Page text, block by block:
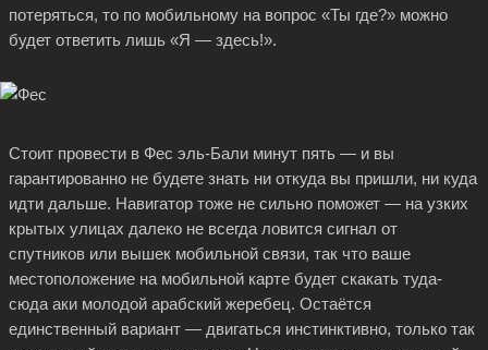
потеряться, то по мобильному на вопрос «Ты где?» можно
будет ответить лишь «Я — здесь!».
Стоит провести в Фес эль-Бали минут пять — и вы
гарантированно не будете знать ни откуда вы пришли, ни куда
идти дальше. Навигатор тоже не сильно поможет — на узких
крытых улицах далеко не всегда ловится сигнал от
спутников или вышек мобильной связи, так что ваше
местоположение на мобильной карте будет скакать туда-
сюда аки молодой арабский жеребец. Остаётся
единственный вариант — двигаться инстинктивно, только так